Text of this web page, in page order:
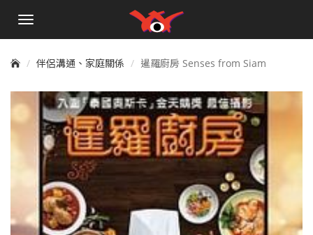
手
單
伴侶溝通、家庭關係 暹羅廚房 Senses from Siam